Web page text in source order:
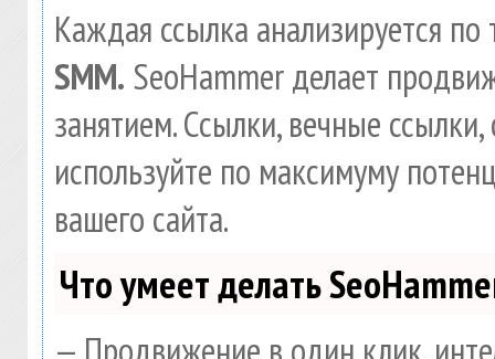
Каждая ссылка анализируется
SMM. SeoHammer делает
занятием. Ссылки, вечные
используйте по максимуму
вашего сайта.
Что умеет делать